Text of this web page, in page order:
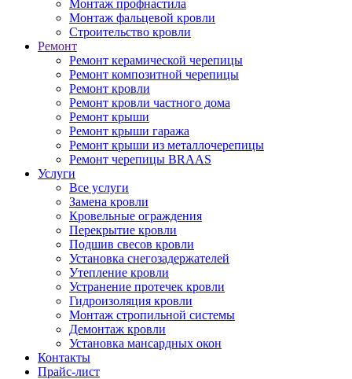
Монтаж профнастила
Монтаж фальцевой кровли
Строительство кровли
Ремонт
Ремонт керамической черепицы
Ремонт композитной черепицы
Ремонт кровли
Ремонт кровли частного дома
Ремонт крыши
Ремонт крыши гаража
Ремонт крыши из металлочерепицы
Ремонт черепицы BRAAS
Услуги
Все услуги
Замена кровли
Кровельные ограждения
Перекрытие кровли
Подшив свесов кровли
Установка снегозадержателей
Утепление кровли
Устранение протечек кровли
Гидроизоляция кровли
Монтаж стропильной системы
Демонтаж кровли
Установка мансардных окон
Контакты
Прайс-лист